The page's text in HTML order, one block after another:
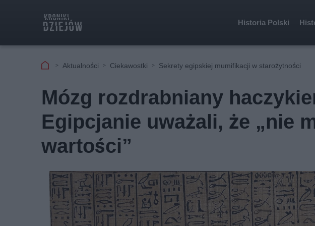
Historia Polski
Aktualności Ciekawostki Sekrety egipskiej mumifikacji w starożytności
Mózg rozdrabniany
Egipcjanie uważali, że „nie
wartości”